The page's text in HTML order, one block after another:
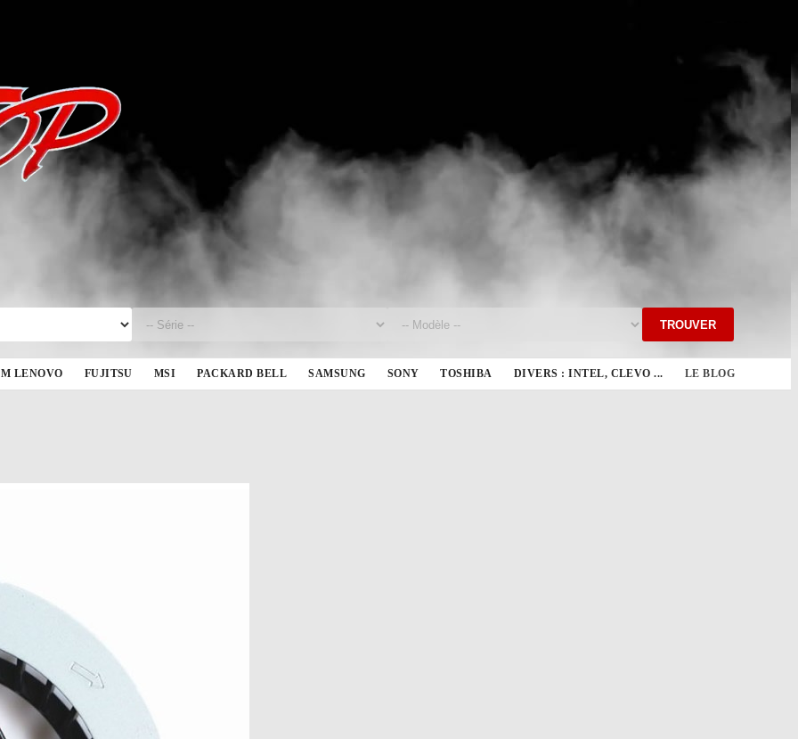
TROUVER
LENOVO FUJITSU MSI PACKARD BELL SAMSUNG SONY TOSHIBA DIVERS : INTEL, CLEVO ... LE BLOG